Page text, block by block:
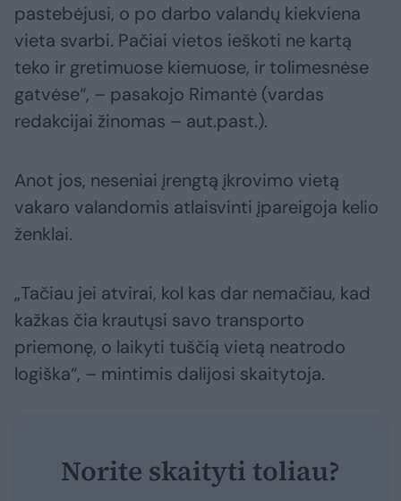
pastebėjusi, o po darbo valandų kiekviena
vieta svarbi. Pačiai vietos ieškoti ne kartą
teko ir gretimuose kiemuose, ir tolimesnėse
gatvėse“, – pasakojo Rimantė (vardas
redakcijai žinomas – aut.past.).
Anot jos, neseniai įrengtą įkrovimo vietą
vakaro valandomis atlaisvinti įpareigoja kelio
ženklai.
„Tačiau jei atvirai, kol kas dar nemačiau, kad
kažkas čia krautųsi savo transporto
priemonę, o laikyti tuščią vietą neatrodo
logiška“, – mintimis dalijosi skaitytoja.
Norite skaityti toliau?